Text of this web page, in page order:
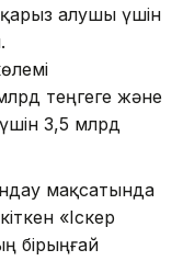
алушы үшін
теңгеге және
3,5 млрд
мақсатында
«Іскер
бірыңғай